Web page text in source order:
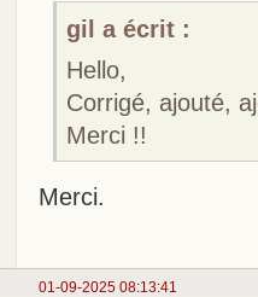
gil a écrit :
Hello,
Corrigé, ajouté,
Merci !!
Merci.
01-09-2025 08:13:41